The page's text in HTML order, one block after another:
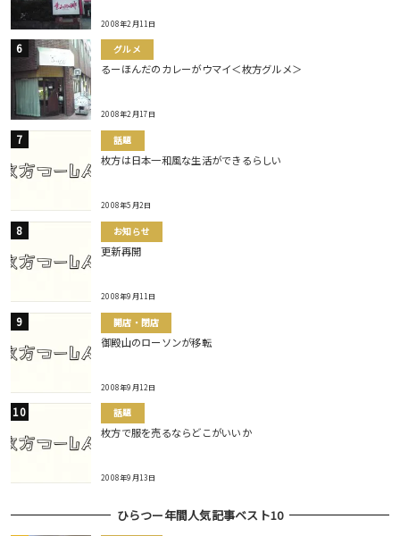
2008年2月11日
グルメ
るーほんだのカレーがウマイ＜枚方グルメ＞
2008年2月17日
話題
枚方は日本一和風な生活ができるらしい
2008年5月2日
お知らせ
更新再開
2008年9月11日
開店・閉店
御殿山のローソンが移転
2008年9月12日
話題
枚方で服を売るならどこがいいか
2008年9月13日
ひらつー年間人気記事ベスト10